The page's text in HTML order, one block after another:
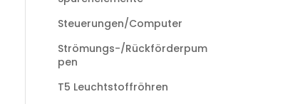
Steuerungen/Computer
Strömungs-/Rückförderpum
pen
T5 Leuchtstoffröhren